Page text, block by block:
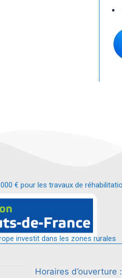
€ pour les travaux de
proximité.
investit dans les zones rurales
Horaires d’ouverture :